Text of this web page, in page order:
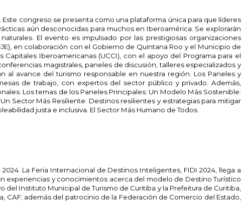
Este congreso se presenta como una plataforma única para que líderes
aún desconocidas para muchos en Iberoamérica. Se explorarán
El evento es impulsado por las prestigiosas organizaciones
en colaboración con el Gobierno de Quintana Roo y el Municipio de
Iberoamericanas (UCCI), con el apoyo del Programa para el
magistrales, paneles de discusión, talleres especializados y
avance del turismo responsable en nuestra región. Los Paneles y
de trabajo, con expertos del sector público y privado. Además,
Los temas de los Paneles Principales: Un Modelo Más Sostenible:
Sector Más Resiliente: Destinos resilientes y estrategias para mitigar
justa e inclusiva. El Sector Más Humano de Todos.
La Feria Internacional de Destinos Inteligentes, FIDI 2024, llega a
experiencias y conocimientos acerca del modelo de Destino Turístico
Instituto Municipal de Turismo de Curitiba y la Prefeitura de Curitiba,
CAF; además del patrocinio de la Federación de Comercio del Estado,